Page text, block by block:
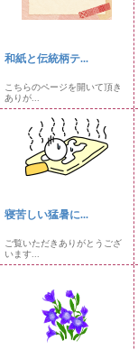
和紙と伝統柄テ...
こちらのページを開いて頂き
ありが...
寝苦しい猛暑に...
ご覧いただきありがとうござ
います...